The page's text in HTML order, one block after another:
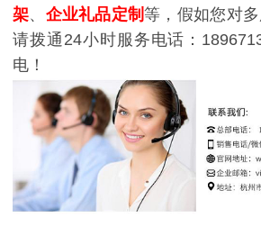
架、 企业礼品定制等，假如您对
请拨通24小时服务电话：
电！